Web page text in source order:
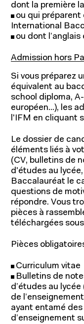
dont la première
ou qui
International
ou dont
Admission hors
Si vous préparez
équivalent au
school diploma,
européen...), les
l'IFM en cliquant
Le dossier de
éléments liés à
(CV, bulletins de
d'études au
Baccalauréat le
questions de
répondre. Vous
pièces à
téléchargées
Pièces
Curriculum vitae
Bulletins de
d’études au
de
ayant entamé
d’enseignement